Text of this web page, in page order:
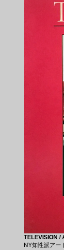
TELEVISION /
NY知性派ア